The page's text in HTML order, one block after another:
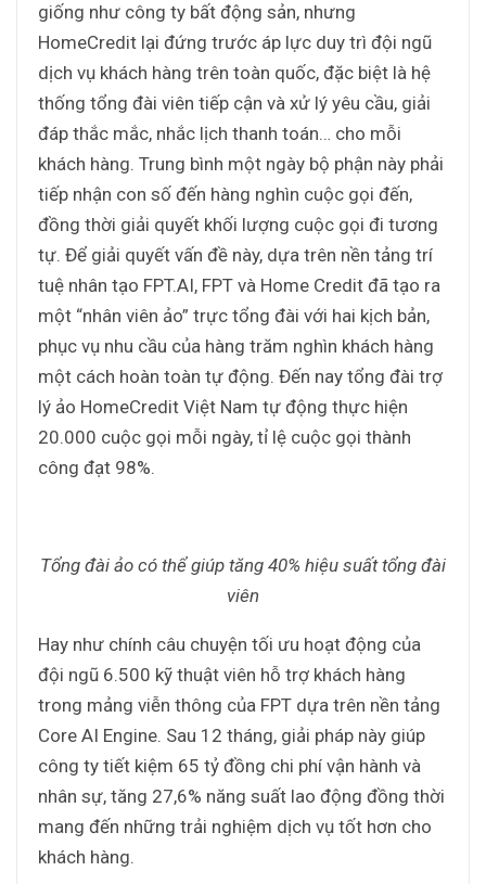
giống như công ty bất động sản, nhưng
HomeCredit lại đứng trước áp lực duy trì đội ngũ
dịch vụ khách hàng trên toàn quốc, đặc biệt là hệ
thống tổng đài viên tiếp cận và xử lý yêu cầu, giải
đáp thắc mắc, nhắc lịch thanh toán… cho mỗi
khách hàng. Trung bình một ngày bộ phận này phải
tiếp nhận con số đến hàng nghìn cuộc gọi đến,
đồng thời giải quyết khối lượng cuộc gọi đi tương
tự. Để giải quyết vấn đề này, dựa trên nền tảng trí
tuệ nhân tạo FPT.AI, FPT và Home Credit đã tạo ra
một “nhân viên ảo” trực tổng đài với hai kịch bản,
phục vụ nhu cầu của hàng trăm nghìn khách hàng
một cách hoàn toàn tự động. Đến nay tổng đài trợ
lý ảo HomeCredit Việt Nam tự động thực hiện
20.000 cuộc gọi mỗi ngày, tỉ lệ cuộc gọi thành
công đạt 98%.
Tổng đài ảo có thể giúp tăng 40% hiệu suất tổng đài
viên
Hay như chính câu chuyện tối ưu hoạt động của
đội ngũ 6.500 kỹ thuật viên hỗ trợ khách hàng
trong mảng viễn thông của FPT dựa trên nền tảng
Core AI Engine. Sau 12 tháng, giải pháp này giúp
công ty tiết kiệm 65 tỷ đồng chi phí vận hành và
nhân sự, tăng 27,6% năng suất lao động đồng thời
mang đến những trải nghiệm dịch vụ tốt hơn cho
khách hàng.